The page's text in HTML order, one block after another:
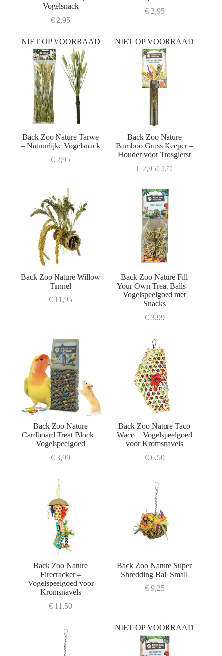
Vogelsnack
€ 2,95
€2,95
NIET OP VOORRAAD
Back Zoo Nature Tarwe
– Natuurlijke Vogelsnack
€ 2,95
NIET OP VOORRAAD
Back Zoo Nature
Bamboo Grass Keeper –
Houder voor Trosgierst
€3,75
Oorspronkelijke
was:
€ 3,75.
€2,95Huidige
is:
€ 2,95.
Back Zoo Nature Willow
Tunnel
€ 11,95
Back Zoo Nature Fill
Your Own Treat Balls –
Vogelspeelgoed met
Snacks
€3,99
Back Zoo Nature
Cardboard Treat Block –
Vogelspeelgoed
€ 3,99
Back Zoo Nature Taco
Waco – Vogelspeelgoed
voor Kromsnavels
€6,50
Back Zoo Nature
Firecracker –
Vogelspeelgoed voor
Kromsnavels
€ 11,50
Back Zoo Nature Super
Shredding Ball Small
€9,25
NIET OP VOORRAAD